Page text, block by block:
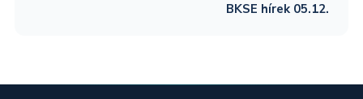
BKSE hírek 05.12.